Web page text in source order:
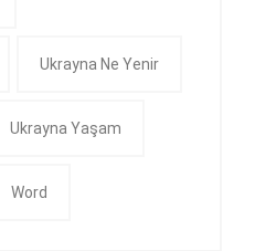
Ukrayna Ne Yenir
Ukrayna Yaşam
Word